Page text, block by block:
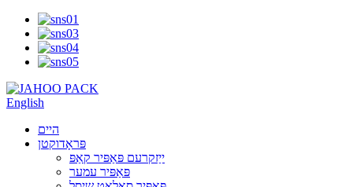
English
היים
פּראָדוקטן
ייַזקרעם פּאַפּיר קאַפּ
פּאַפּיר עמער